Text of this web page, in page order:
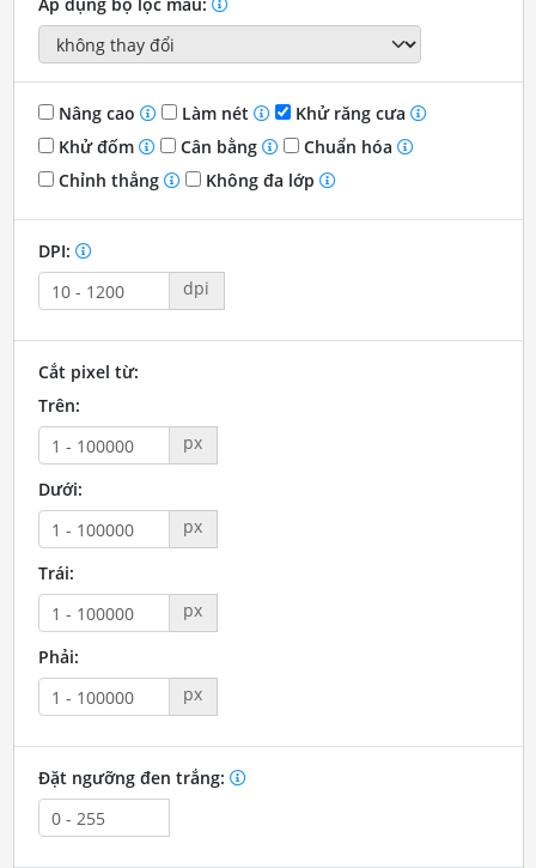
Nâng cao Làm nét
Khử răng cưa
Khử đốm
Cân bằng
Chuẩn hóa
Chỉnh thẳng
Không đa lớp
DPI:
dpi
Cắt pixel từ:
Trên:
px
Dưới:
px
Trái:
px
Phải:
px
Đặt ngưỡng đen trắng: